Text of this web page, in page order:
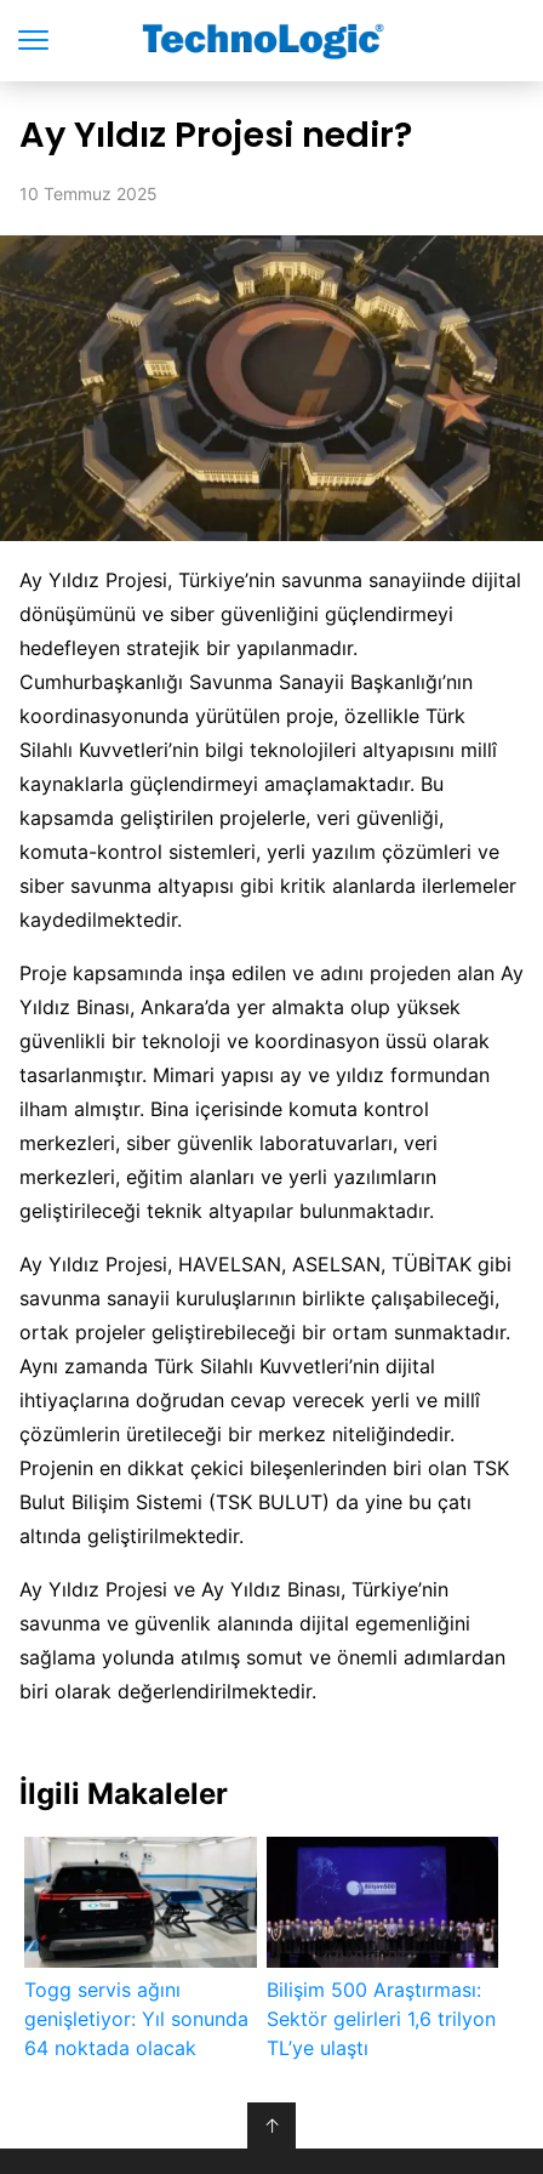
Ay Yıldız Projesi nedir?
10 Temmuz 2025
Ay Yıldız Projesi, Türkiye’nin savunma sanayiinde dijital
dönüşümünü ve siber güvenliğini güçlendirmeyi
hedefleyen stratejik bir yapılanmadır.
Cumhurbaşkanlığı Savunma Sanayii Başkanlığı’nın
koordinasyonunda yürütülen proje, özellikle Türk
Silahlı Kuvvetleri’nin bilgi teknolojileri altyapısını millî
kaynaklarla güçlendirmeyi amaçlamaktadır. Bu
kapsamda geliştirilen projelerle, veri güvenliği,
komuta-kontrol sistemleri, yerli yazılım çözümleri ve
siber savunma altyapısı gibi kritik alanlarda ilerlemeler
kaydedilmektedir.
Proje kapsamında inşa edilen ve adını projeden alan Ay
Yıldız Binası, Ankara’da yer almakta olup yüksek
güvenlikli bir teknoloji ve koordinasyon üssü olarak
tasarlanmıştır. Mimari yapısı ay ve yıldız formundan
ilham almıştır. Bina içerisinde komuta kontrol
merkezleri, siber güvenlik laboratuvarları, veri
merkezleri, eğitim alanları ve yerli yazılımların
geliştirileceği teknik altyapılar bulunmaktadır.
Ay Yıldız Projesi, HAVELSAN, ASELSAN, TÜBİTAK gibi
savunma sanayii kuruluşlarının birlikte çalışabileceği,
ortak projeler geliştirebileceği bir ortam sunmaktadır.
Aynı zamanda Türk Silahlı Kuvvetleri’nin dijital
ihtiyaçlarına doğrudan cevap verecek yerli ve millî
çözümlerin üretileceği bir merkez niteliğindedir.
Projenin en dikkat çekici bileşenlerinden biri olan TSK
Bulut Bilişim Sistemi (TSK BULUT) da yine bu çatı
altında geliştirilmektedir.
Ay Yıldız Projesi ve Ay Yıldız Binası, Türkiye’nin
savunma ve güvenlik alanında dijital egemenliğini
sağlama yolunda atılmış somut ve önemli adımlardan
biri olarak değerlendirilmektedir.
İlgili Makaleler
Togg servis ağını
genişletiyor: Yıl sonunda
64 noktada olacak
Bilişim 500 Araştırması:
Sektör gelirleri 1,6 trilyon
TL’ye ulaştı
↑